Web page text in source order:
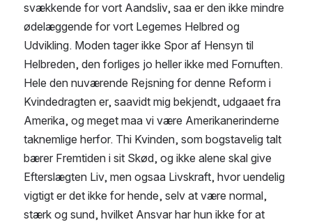
svækkende for vort Aandsliv, saa er den ikke mindre
ødelæggende for vort Legemes Helbred og
Udvikling. Moden tager ikke Spor af Hensyn til
Helbreden, den forliges jo heller ikke med Fornuften.
Hele den nuværende Rejsning for denne Reform i
Kvindedragten er, saavidt mig bekjendt, udgaaet fra
Amerika, og meget maa vi være Amerikanerinderne
taknemlige herfor. Thi Kvinden, som bogstavelig talt
bærer Fremtiden i sit Skød, og ikke alene skal give
Efterslægten Liv, men ogsaa Livskraft, hvor uendelig
vigtigt er det ikke for hende, selv at være normal,
stærk og sund, hvilket Ansvar har hun ikke for at